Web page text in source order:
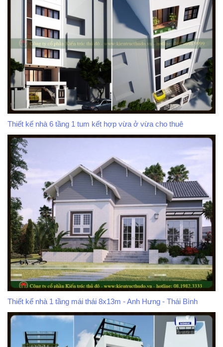
Thiết kế nhà 6 tầng 1 tum kết hợp vừa ở vừa cho thuê
Thiết kế nhà 1 tầng mái thái 8x13m - Anh Hưng - Thái Bình